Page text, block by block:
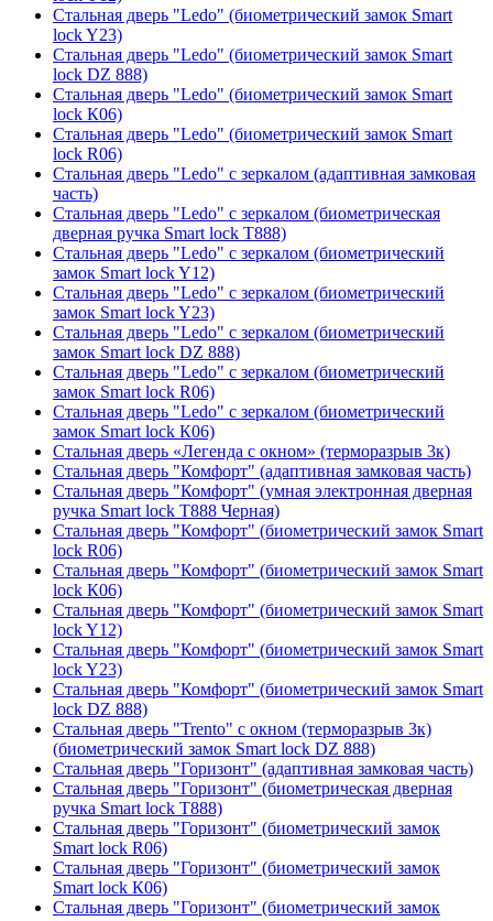
Стальная дверь "Ledo" (биометрический замок Smart
lock Y23)
Стальная дверь "Ledo" (биометрический замок Smart
lock DZ 888)
Стальная дверь "Ledo" (биометрический замок Smart
lock К06)
Стальная дверь "Ledo" (биометрический замок Smart
lock R06)
Стальная дверь "Ledo" с зеркалом (адаптивная замковая
часть)
Стальная дверь "Ledo" с зеркалом (биометрическая
дверная ручка Smart lock T888)
Стальная дверь "Ledo" с зеркалом (биометрический
замок Smart lock Y12)
Стальная дверь "Ledo" с зеркалом (биометрический
замок Smart lock Y23)
Стальная дверь "Ledo" с зеркалом (биометрический
замок Smart lock DZ 888)
Стальная дверь "Ledo" с зеркалом (биометрический
замок Smart lock R06)
Стальная дверь "Ledo" с зеркалом (биометрический
замок Smart lock К06)
Стальная дверь «Легенда с окном» (терморазрыв 3к)
Стальная дверь "Комфорт" (адаптивная замковая часть)
Стальная дверь "Комфорт" (умная электронная дверная
ручка Smart lock T888 Черная)
Стальная дверь "Комфорт" (биометрический замок Smart
lock R06)
Стальная дверь "Комфорт" (биометрический замок Smart
lock К06)
Стальная дверь "Комфорт" (биометрический замок Smart
lock Y12)
Стальная дверь "Комфорт" (биометрический замок Smart
lock Y23)
Стальная дверь "Комфорт" (биометрический замок Smart
lock DZ 888)
Стальная дверь "Trento" с окном (терморазрыв 3к)
(биометрический замок Smart lock DZ 888)
Стальная дверь "Горизонт" (адаптивная замковая часть)
Стальная дверь "Горизонт" (биометрическая дверная
ручка Smart lock T888)
Стальная дверь "Горизонт" (биометрический замок
Smart lock R06)
Стальная дверь "Горизонт" (биометрический замок
Smart lock К06)
Стальная дверь "Горизонт" (биометрический замок